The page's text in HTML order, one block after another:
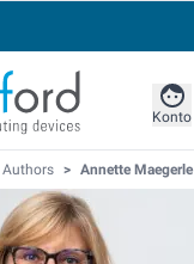
Konto
Authors > Annette Maegerle